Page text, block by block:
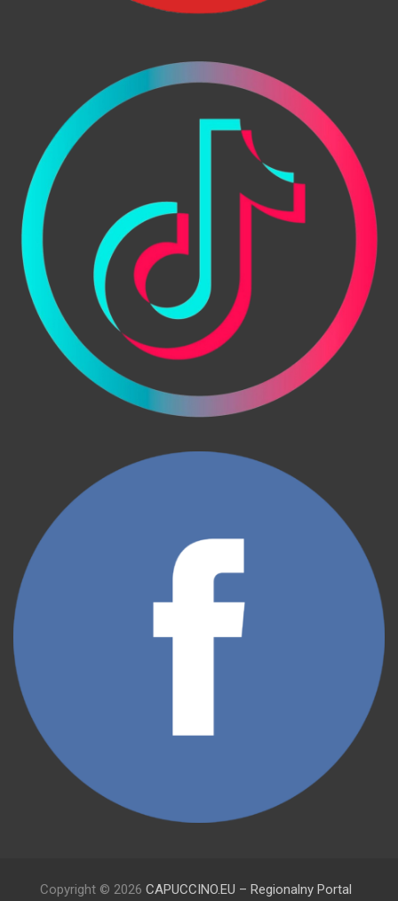
Copyright © 2026 CAPUCCINO.EU – Regionalny Portal